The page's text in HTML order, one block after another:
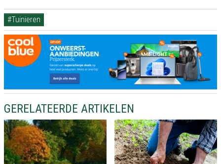
#Tuinieren
GERELATEERDE ARTIKELEN